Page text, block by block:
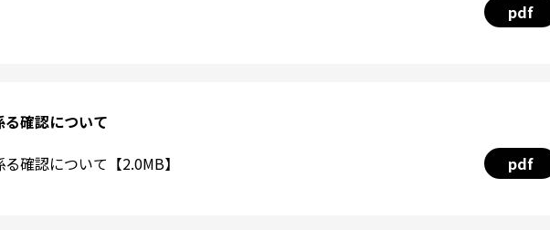
pdf
確認について
確認について【2.0MB】
pdf